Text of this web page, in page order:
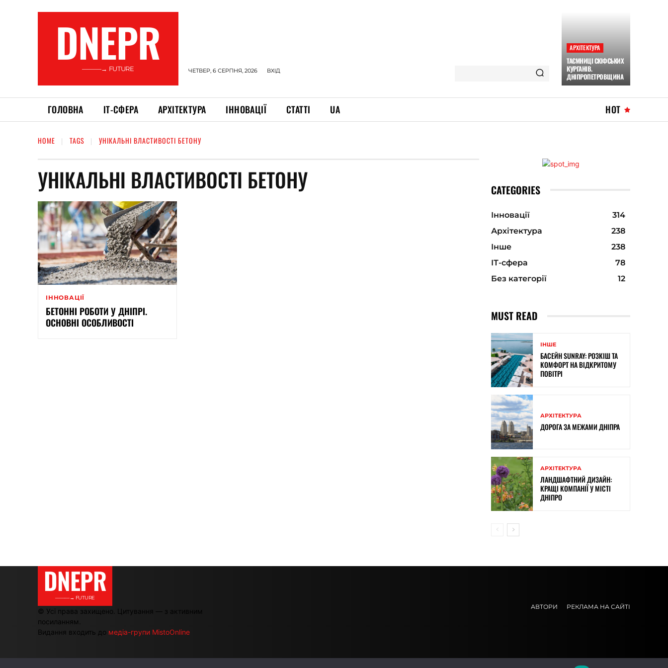
DNEPR
———→ FUTURE ЧЕТВЕР, 6 СЕРПНЯ, 2026 ВХІД
АРХІТЕКТУРА
ТАЄМНИЦІ СКІФСЬКИХ
КУРГАНІВ.
ДНІПРОПЕТРОВЩИНА
ГОЛОВНА ІТ-СФЕРА АРХІТЕКТУРА ІННОВАЦІЇ СТАТТІ UA HOT
HOME TAGS УНІКАЛЬНІ ВЛАСТИВОСТІ БЕТОНУ
УНІКАЛЬНІ ВЛАСТИВОСТІ БЕТОНУ
ІННОВАЦІЇ
БЕТОННІ РОБОТИ У ДНІПРІ.
ОСНОВНІ ОСОБЛИВОСТІ
CATEGORIES
Інновації
314
Архітектура
238
Інше
238
ІТ-сфера
78
Без категорії
12
MUST READ
ІНШЕ
БАСЕЙН SUNRAY: РОЗКІШ ТА
КОМФОРТ НА ВІДКРИТОМУ
ПОВІТРІ
АРХІТЕКТУРА
ДОРОГА ЗА МЕЖАМИ ДНІПРА
АРХІТЕКТУРА
ЛАНДШАФТНИЙ ДИЗАЙН:
КРАЩІ КОМПАНІЇ У МІСТІ
ДНІПРО
DNEPR
———→ FUTURE
© Усі права захищено. Цитування — з активним
посиланням.
Видання входить до медіа-групи MistoOnline
АВТОРИ РЕКЛАМА НА САЙТІ